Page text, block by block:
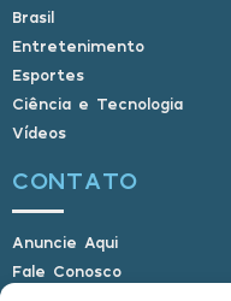
Brasil
Entretenimento
Esportes
Ciência e Tecnologia
Vídeos
CONTATO
Anuncie Aqui
Fale Conosco